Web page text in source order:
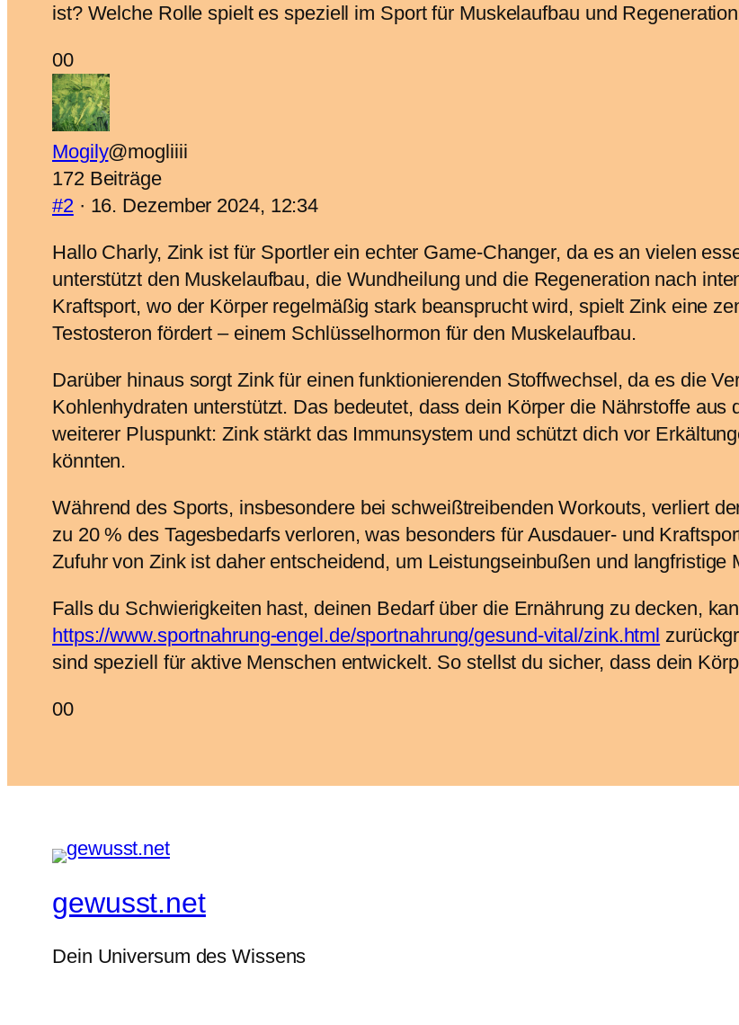
ist? Welche Rolle spielt es speziell im Sport für Muskelaufbau und
Anklicken
für
Daumen
nach
unten.
0Anklicken
für
Daumen
nach
oben.
0
Mogily@mogliiii
172 Beiträge
#2 · 16. Dezember 2024, 12:34
Hallo Charly, Zink ist für Sportler ein echter Game-Changer, da es an vielen
unterstützt den Muskelaufbau, die Wundheilung und die Regeneration nach
Kraftsport, wo der Körper regelmäßig stark beansprucht wird, spielt Zink eine
Testosteron fördert – einem Schlüsselhormon für den Muskelaufbau.
Darüber hinaus sorgt Zink für einen funktionierenden Stoffwechsel, da es die
Kohlenhydraten unterstützt. Das bedeutet, dass dein Körper die Nährstoffe
weiterer Pluspunkt: Zink stärkt das Immunsystem und schützt dich vor
könnten.
Während des Sports, insbesondere bei schweißtreibenden Workouts, verliert
zu 20 % des Tagesbedarfs verloren, was besonders für Ausdauer- und
Zufuhr von Zink ist daher entscheidend, um Leistungseinbußen und langfristige
Falls du Schwierigkeiten hast, deinen Bedarf über die Ernährung zu decken,
https://www.sportnahrung-engel.de/sportnahrung/gesund-vital/zink.html
sind speziell für aktive Menschen entwickelt. So stellst du sicher, dass dein
Anklicken
nach
0Anklicken
nach
0
gewusst.net
Dein Universum des Wissens